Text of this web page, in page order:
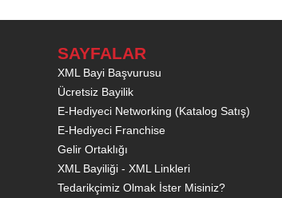
SAYFALAR
XML Bayi Başvurusu
Ücretsiz Bayilik
E-Hediyeci Networking (Katalog Satış)
E-Hediyeci Franchise
Gelir Ortaklığı
XML Bayiliği - XML Linkleri
Tedarikçimiz Olmak İster Misiniz?